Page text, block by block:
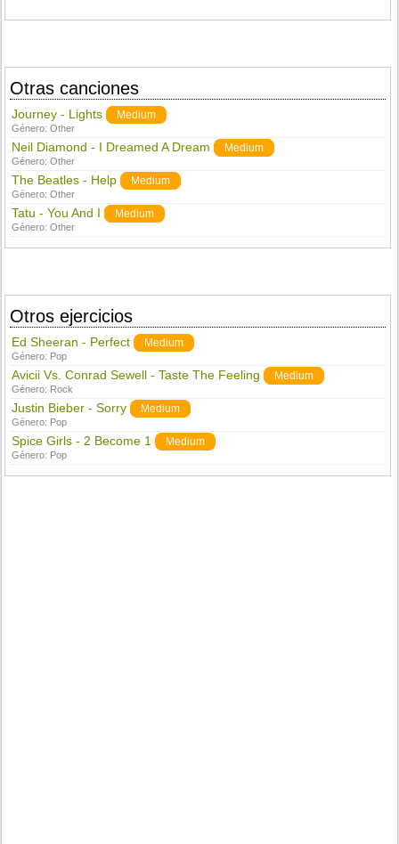
Otras canciones
Journey - Lights Medium
Género:Other
Neil Diamond - I Dreamed A Dream Medium
Género:Other
The Beatles - Help Medium
Género:Other
Tatu - You And I Medium
Género:Other
Otros ejercicios
Ed Sheeran - Perfect Medium
Género: Pop
Avicii Vs. Conrad Sewell - Taste The Feeling Medium
Género: Rock
Justin Bieber - Sorry Medium
Género: Pop
Spice Girls - 2 Become 1 Medium
Género: Pop